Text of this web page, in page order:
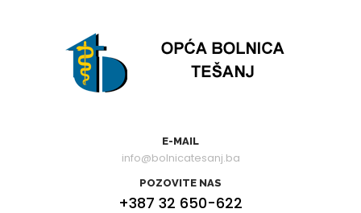
E-MAIL
info@bolnicatesanj.ba
POZOVITE NAS
+387 32 650-622